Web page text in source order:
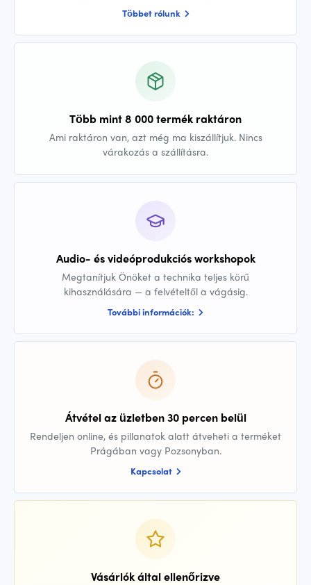
Többet rólunk
Több mint 8 000 termék raktáron
Ami raktáron van, azt még ma kiszállítjuk. Nincs
várakozás a szállításra.
Audio- és videóprodukciós workshopok
Megtanítjuk Önöket a technika teljes körű
kihasználására — a felvételtől a vágásig.
További információk:
Átvétel az üzletben 30 percen belül
Rendeljen online, és pillanatok alatt átveheti a terméket
Prágában vagy Pozsonyban.
Kapcsolat
Vásárlók által ellenőrizve